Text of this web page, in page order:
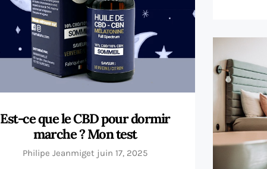
Est-ce que le CBD pour dormir
marche ? Mon test
Philipe Jeanmiget juin 17, 2025